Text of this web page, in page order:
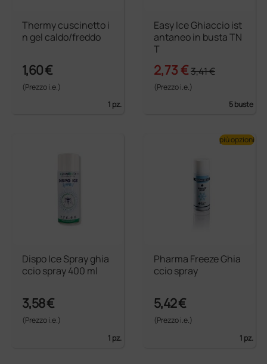
Thermy cuscinetto i
n gel caldo/freddo
1,60 €
(Prezzo i.e.)
1 pz.
Easy Ice Ghiaccio ist
antaneo in busta TN
T
2,73 €3,41 €
(Prezzo i.e.)
5 buste
Dispo Ice Spray ghia
ccio spray 400 ml
3,58 €
(Prezzo i.e.)
1 pz.
Pharma Freeze Ghia
ccio spray
5,42 €
(Prezzo i.e.)
1 pz.
più opzioni